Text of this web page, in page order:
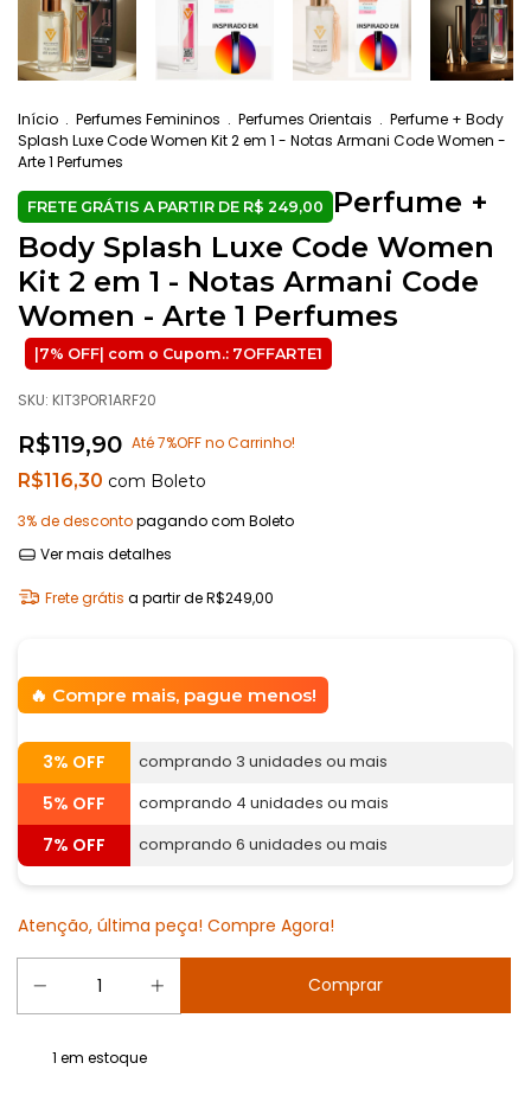
Início . Perfumes Femininos . Perfumes Orientais . Perfume + Body
Splash Luxe Code Women Kit 2 em 1 - Notas Armani Code Women -
Arte 1 Perfumes
Perfume +
Body Splash Luxe Code Women
Kit 2 em 1 - Notas Armani Code
Women - Arte 1 Perfumes
SKU: KIT3POR1ARF20
R$119,90 Até 7%OFF no Carrinho!
R$116,30 com Boleto
3% de descontopagando com Boleto
Ver mais detalhes
Frete grátis a partir deR$249,00
Compre mais, pague menos!
3% OFF comprando 3 unidades ou mais
5% OFF comprando 4 unidades ou mais
7% OFF comprando 6 unidades ou mais
Atenção, última peça! Compre Agora!
1 em estoque